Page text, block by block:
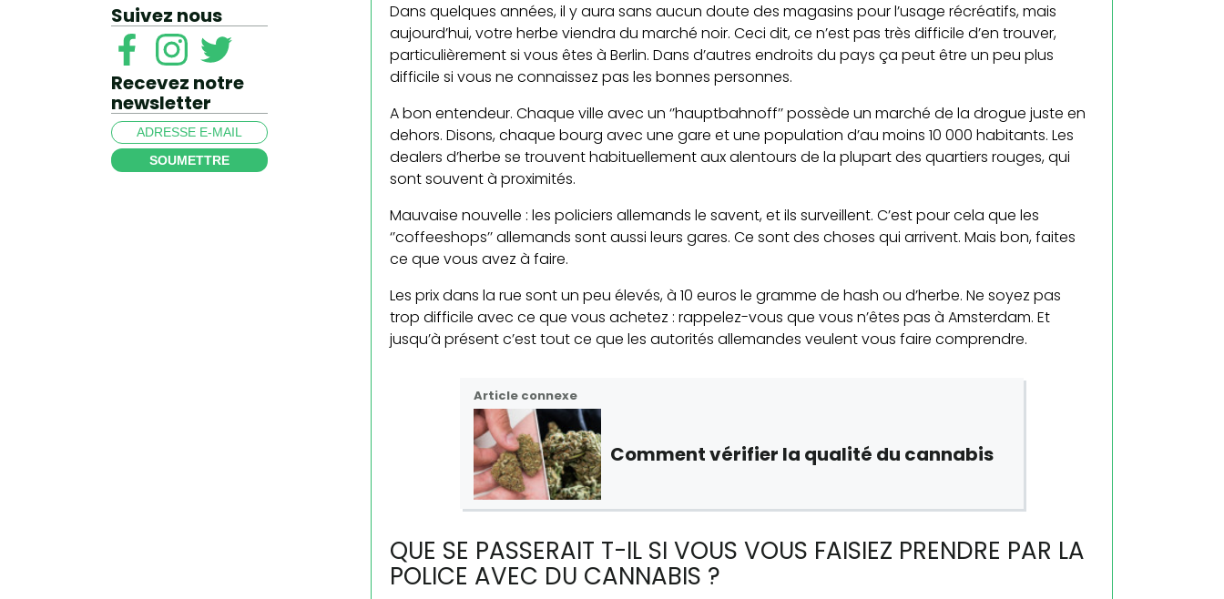
Suivez nous
Recevez notre
newsletter
SOUMETTRE
Dans quelques années, il y aura sans aucun doute des magasins pour l’usage récréatifs, mais
aujourd’hui, votre herbe viendra du marché noir. Ceci dit, ce n’est pas très difficile d’en trouver,
particulièrement si vous êtes à Berlin. Dans d’autres endroits du pays ça peut être un peu plus
difficile si vous ne connaissez pas les bonnes personnes.
A bon entendeur. Chaque ville avec un ‘’hauptbahnoff’’ possède un marché de la drogue juste en
dehors. Disons, chaque bourg avec une gare et une population d’au moins 10 000 habitants. Les
dealers d’herbe se trouvent habituellement aux alentours de la plupart des quartiers rouges, qui
sont souvent à proximités.
Mauvaise nouvelle : les policiers allemands le savent, et ils surveillent. C’est pour cela que les
‘’coffeeshops’’ allemands sont aussi leurs gares. Ce sont des choses qui arrivent. Mais bon, faites
ce que vous avez à faire.
Les prix dans la rue sont un peu élevés, à 10 euros le gramme de hash ou d’herbe. Ne soyez pas
trop difficile avec ce que vous achetez : rappelez-vous que vous n’êtes pas à Amsterdam. Et
jusqu’à présent c’est tout ce que les autorités allemandes veulent vous faire comprendre.
Article connexe
Commentvérifier la qualité du cannabis
QUE SE PASSERAIT T-IL SI VOUS VOUS FAISIEZ PRENDRE PAR LA
POLICE AVEC DU CANNABIS ?